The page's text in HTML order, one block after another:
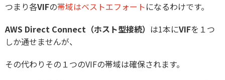
つまり各VIFの帯域はベストエフォートになるわけです。
AWS Direct Connect（ホスト型接続） は1本にVIFを１つ
しか通せませんが、
その代わりその１つのVIFの帯域は確保されます。